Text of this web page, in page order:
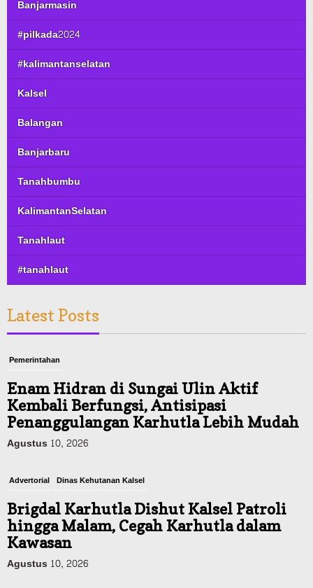
Banjarmasin
#pilkada2024
#kalimantanselatan
Kalsel
Balangan
Banjarbaru
Tanahbumbu
KalimantanSelatan
Tanahlaut
#tanahlaut
Latest Posts
Pemerintahan
Enam Hidran di Sungai Ulin Aktif
Kembali Berfungsi, Antisipasi
Penanggulangan Karhutla Lebih Mudah
Agustus 10, 2026
Advertorial Dinas Kehutanan Kalsel
Brigdal Karhutla Dishut Kalsel Patroli
hingga Malam, Cegah Karhutla dalam
Kawasan
Agustus 10, 2026